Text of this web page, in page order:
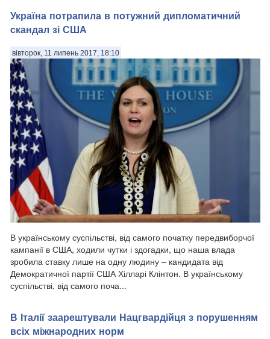
Україна потрапила в потужний дипломатичний
скандал зі США
вівторок, 11 липень 2017, 18:10
В українському суспільстві, від самого початку передвиборчої
кампанії в США, ходили чутки і здогадки, що наша влада
зробила ставку лише на одну людину – кандидата від
Демократичної партії США Хілларі Клінтон. В українському
суспільстві, від самого поча...
В Італії заарештували Нацгвардійця з порушенням
всіх міжнародних норм